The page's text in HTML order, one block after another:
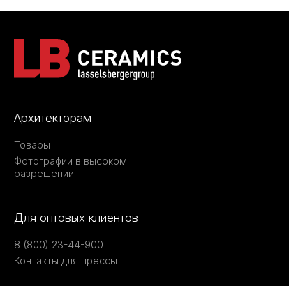
Архитекторам
Товары
Фотографии в высоком
разрешении
Для оптовых клиентов
8 (800) 23-44-900
Контакты для прессы